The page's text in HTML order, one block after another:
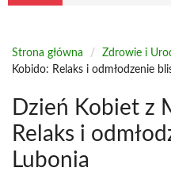
Strona główna / Zdrowie i
Kobido: Relaks i odmłodzenie
Dzień Kobiet z
Relaks i
Lubonia